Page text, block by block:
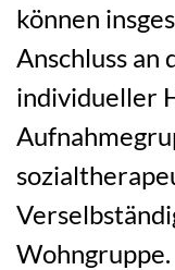
können
Anschluss an
individueller
Wohngruppe.